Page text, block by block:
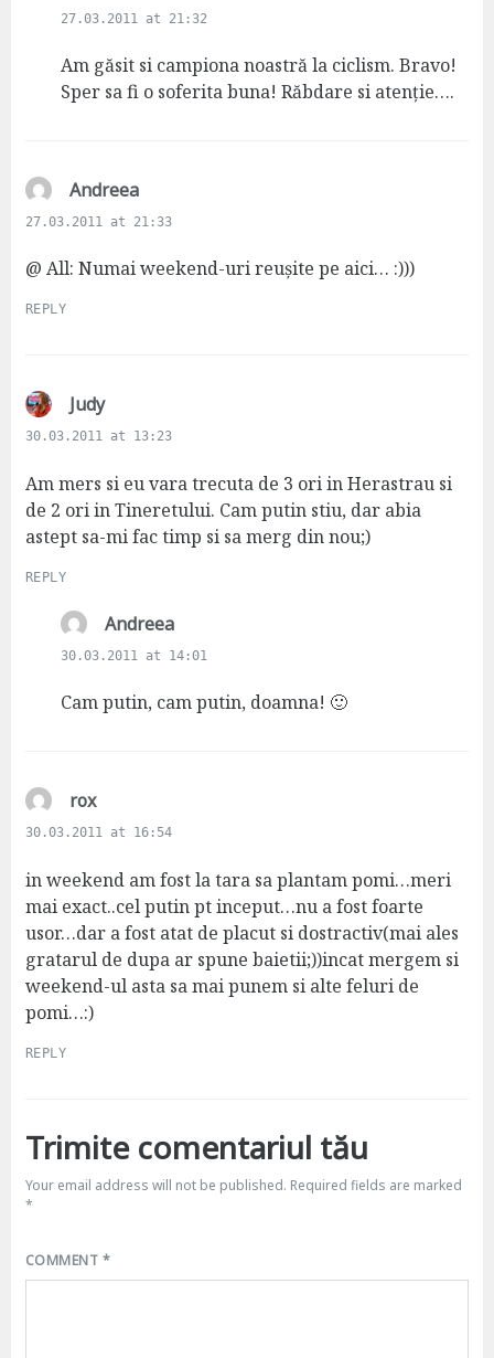
a
s
:
27.03.2011 at 21:32
Am găsit si campiona noastră la ciclism. Bravo!
Sper sa fi o soferita buna! Răbdare si atenție….
Andreeas
a
s
27.03.2011 at 21:33
@ All: Numai weekend-uri reușite pe aici… :)))
REPLY
Judys
a
s
:
30.03.2011 at 13:23
Am mers si eu vara trecuta de 3 ori in Herastrau si
de 2 ori in Tineretului. Cam putin stiu, dar abia
astept sa-mi fac timp si sa merg din nou;)
REPLY
Andreeas
a
s
30.03.2011 at 14:01
Cam putin, cam putin, doamna! 🙂
roxs
a
s
:
30.03.2011 at 16:54
in weekend am fost la tara sa plantam pomi…meri
mai exact..cel putin pt inceput…nu a fost foarte
usor…dar a fost atat de placut si dostractiv(mai ales
gratarul de dupa ar spune baietii;))incat mergem si
weekend-ul asta sa mai punem si alte feluri de
pomi…:)
REPLY
Trimite comentariul tău
Your email address will not be published. Required fields are marked
*
COMMENT *